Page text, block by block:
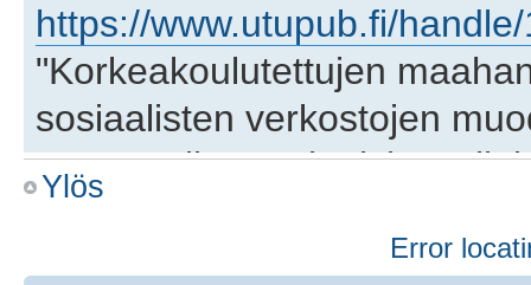
https://www.utupub.fi/
"Korkeakoulutettujen
sosiaalisten verkostojen
perusteella moninaisia.
verkostojen
Ylös
Error